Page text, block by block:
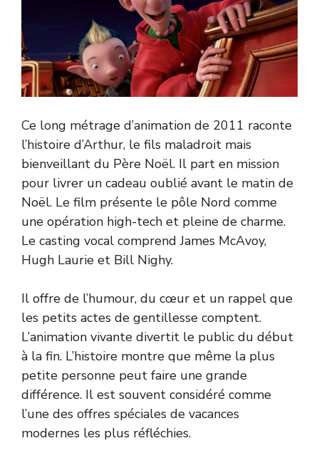
Ce long métrage d’animation de 2011 raconte
l’histoire d’Arthur, le fils maladroit mais
bienveillant du Père Noël. Il part en mission
pour livrer un cadeau oublié avant le matin de
Noël. Le film présente le pôle Nord comme
une opération high-tech et pleine de charme.
Le casting vocal comprend James McAvoy,
Hugh Laurie et Bill Nighy.
Il offre de l’humour, du cœur et un rappel que
les petits actes de gentillesse comptent.
L’animation vivante divertit le public du début
à la fin. L’histoire montre que même la plus
petite personne peut faire une grande
différence. Il est souvent considéré comme
l’une des offres spéciales de vacances
modernes les plus réfléchies.